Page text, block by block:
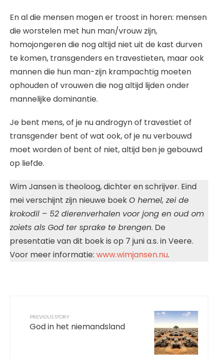
En al die mensen mogen er troost in horen: mensen
die worstelen met hun man/vrouw zijn,
homojongeren die nog altijd niet uit de kast durven
te komen, transgenders en travestieten, maar ook
mannen die hun man-zijn krampachtig moeten
ophouden of vrouwen die nog altijd lijden onder
mannelijke dominantie.
Je bent mens, of je nu androgyn of travestiet of
transgender bent of wat ook, of je nu verbouwd
moet worden of bent of niet, altijd ben je gebouwd
op liefde.
Wim Jansen is theoloog, dichter en schrijver. Eind
mei verschijnt zijn nieuwe boekO hemel, zei de
krokodil – 52 dierenverhalen voor jong en oud om
zoiets als God ter sprake te brengen. De
presentatie van dit boek is op 7 juni a.s. in Veere.
Voor meer informatie: www.wimjansen.nu.
PREVIOUS STORY
God in het niemandsland